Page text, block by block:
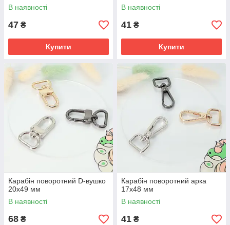
В наявності
47 ₴
Купити
В наявності
41 ₴
Купити
Карабін поворотний D-вушко
20х49 мм
В наявності
68 ₴
Карабін поворотний арка
17х48 мм
В наявності
41 ₴